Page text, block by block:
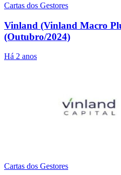
Cartas dos Gestores
Vinland (Vinland Macro
(Outubro/2024)
Há 2 anos
Cartas dos Gestores